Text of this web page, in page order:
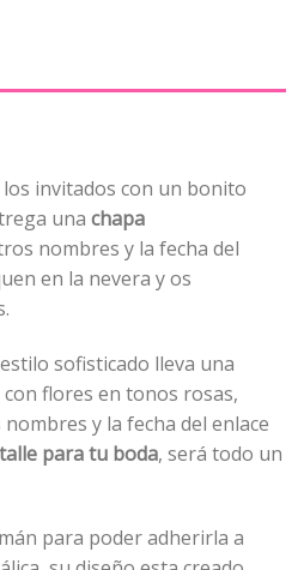
invitados con un bonito
una chapa
nombres y la fecha del
en la nevera y os
sofisticado lleva una
flores en tonos rosas,
y la fecha del enlace
para tu boda, será todo un
para poder adherirla a